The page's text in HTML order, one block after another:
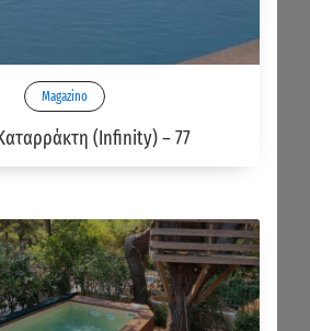
Magazino
Καταρράκτη (Infinity) – 77